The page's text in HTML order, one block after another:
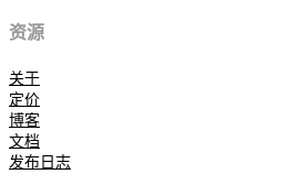
资源
关于
定价
博客
文档
发布日志